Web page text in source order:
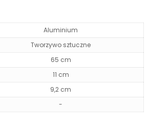
Aluminium
Tworzywo sztuczne
65 cm
11 cm
9,2 cm
-